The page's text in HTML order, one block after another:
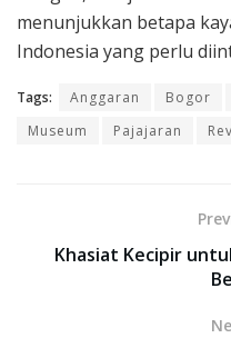
menunjukkan betapa
Indonesia yang perlu
Tags: Anggaran Bogor
Museum
Pajajaran
Khasiat Kecipir